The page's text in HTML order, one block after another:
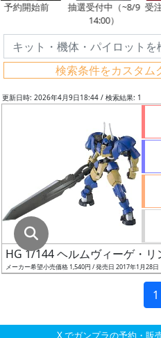
予約開始前
抽選受付中（~8/9
14:00）
受
検索条件をカスタム
グ
レ
成
形
更新日時: 2026年4月9日18:44 / 検索結果: 1
HG 1/144 ヘルムヴィーゲ・リ
メーカー希望小売価格 1,540円 / 発売日 2017年1月28日
1
X でガンプラの予約・販